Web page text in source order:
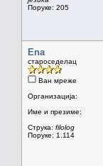
Поруке: 205
Ena
староседелац
Ван мреже
Организација:
Име и презиме:
Струка: filolog
Поруке: 1.114